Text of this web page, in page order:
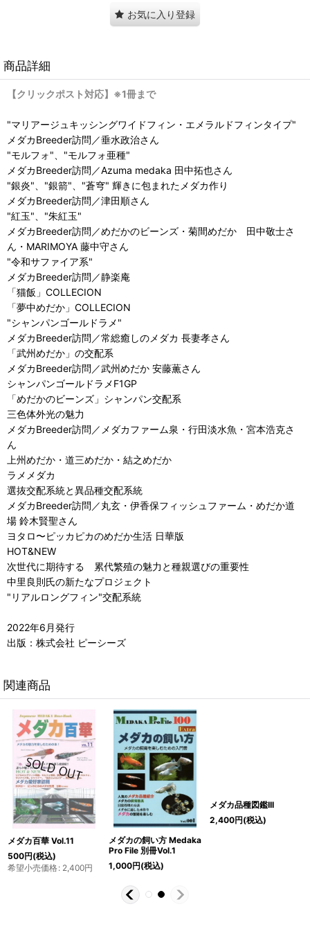
お気に入り登録
商品詳細
【クリックポスト対応】※1冊まで
"マリアージュキッシングワイドフィン・エメラルドフィンタイプ"
メダカBreeder訪問／垂水政治さん
"モルフォ"、"モルフォ亜種"
メダカBreeder訪問／Azuma medaka 田中拓也さん
"銀炎"、"銀箭"、"蒼穹" 輝きに包まれたメダカ作り
メダカBreeder訪問／津田順さん
"紅玉"、"朱紅玉"
メダカBreeder訪問／めだかのビーンズ・菊間めだか 田中敬士さ
ん・MARIMOYA 藤中守さん
"令和サファイア系"
メダカBreeder訪問／静楽庵
「猫飯」COLLECION
「夢中めだか」COLLECION
"シャンパンゴールドラメ"
メダカBreeder訪問／常総癒しのメダカ 長妻孝さん
「武州めだか」の交配系
メダカBreeder訪問／武州めだか 安藤薫さん
シャンパンゴールドラメF1GP
「めだかのビーンズ」シャンパン交配系
三色体外光の魅力
メダカBreeder訪問／メダカファーム泉・行田淡水魚・宮本浩克さ
ん
上州めだか・道三めだか・結之めだか
ラメメダカ
選抜交配系統と異品種交配系統
メダカBreeder訪問／丸玄・伊香保フィッシュファーム・めだか道
場 鈴木賢聖さん
ヨタロ〜ピッカピカのめだか生活 日華版
HOT&NEW
次世代に期待する 累代繁殖の魅力と種親選びの重要性
中里良則氏の新たなプロジェクト
"リアルロングフィン"交配系統
2022年6月発行
出版：株式会社 ピーシーズ
関連商品
メダカ百華 Vol.11
500円(税込)
希望小売価格: 2,400円
メダカの飼い方 Medaka
Pro File 別冊Vol.1
1,000円(税込)